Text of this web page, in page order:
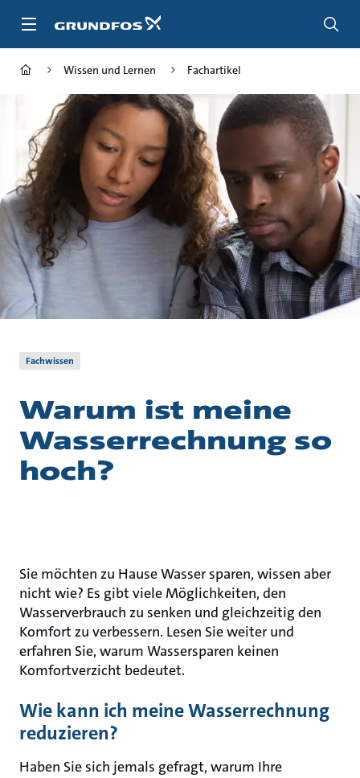
Inhalt
Wissen und Lernen Fachartikel
Fachwissen
Warum ist meine
Wasserrechnung so
hoch?
Sie möchten zu Hause Wasser sparen, wissen aber
nicht wie? Es gibt viele Möglichkeiten, den
Wasserverbrauch zu senken und gleichzeitig den
Komfort zu verbessern. Lesen Sie weiter und
erfahren Sie, warum Wassersparen keinen
Komfortverzicht bedeutet.
Wie kann ich meine Wasserrechnung
reduzieren?
Haben Sie sich jemals gefragt, warum Ihre